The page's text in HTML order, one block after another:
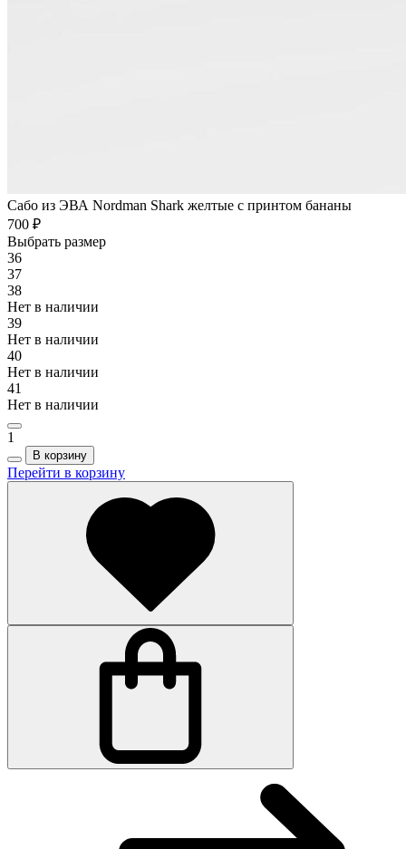
Сабо из ЭВА Nordman Shark желтые с принтом бананы
700 ₽
Выбрать размер
36
37
38
Нет в наличии
39
Нет в наличии
40
Нет в наличии
41
Нет в наличии
1
В корзину
Перейти в корзину